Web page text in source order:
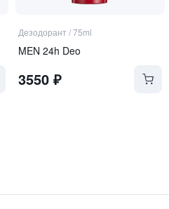
Дезодорант /75ml
MEN 24h Deo
3550₽